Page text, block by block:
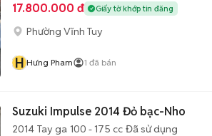
17.800.000 đ Giấy tờ khớp tin đăng
Phường Vĩnh Tuy
H Hưng Pham 1 đã bán
Suzuki Impulse 2014 Đỏ bạc-Nho
2014 Tay ga 100 - 175 cc Đã sử dụng